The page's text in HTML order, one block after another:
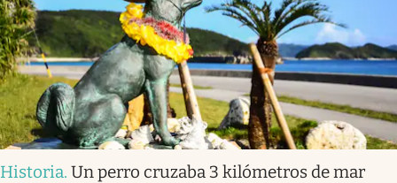
Historia. Un perro cruzaba 3 kilómetros de mar